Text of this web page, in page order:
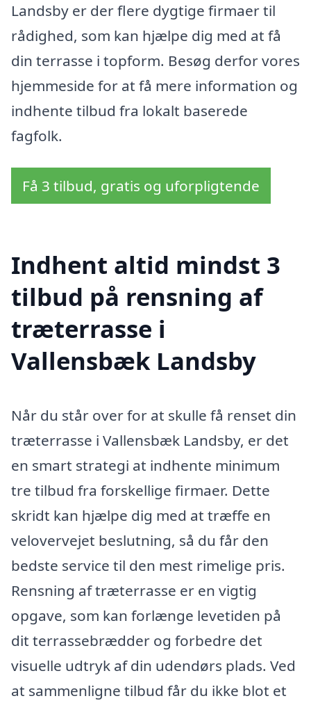
Landsby er der flere dygtige firmaer til
rådighed, som kan hjælpe dig med at få
din terrasse i topform. Besøg derfor vores
hjemmeside for at få mere information og
indhente tilbud fra lokalt baserede
fagfolk.
Få 3 tilbud, gratis og uforpligtende
Indhent altid mindst 3
tilbud på rensning af
træterrasse i
Vallensbæk Landsby
Når du står over for at skulle få renset din
træterrasse i Vallensbæk Landsby, er det
en smart strategi at indhente minimum
tre tilbud fra forskellige firmaer. Dette
skridt kan hjælpe dig med at træffe en
velovervejet beslutning, så du får den
bedste service til den mest rimelige pris.
Rensning af træterrasse er en vigtig
opgave, som kan forlænge levetiden på
dit terrassebrædder og forbedre det
visuelle udtryk af din udendørs plads. Ved
at sammenligne tilbud får du ikke blot et